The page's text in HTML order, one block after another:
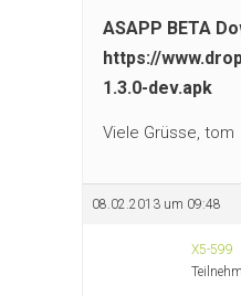
ASAPP BETA
https://
1.3.0-dev.apk
Viele Grüsse, tom
08.02.2013 um 09:48
X5-599